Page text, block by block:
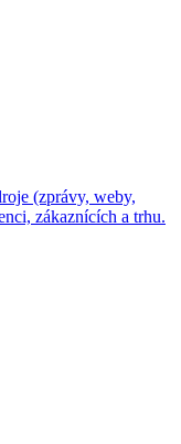
(zprávy, weby,
zákaznících a trhu.